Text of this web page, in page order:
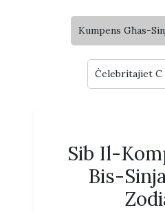
Kumpens Għas-
Ċelebritajiet C
Sib Il-
Bis-